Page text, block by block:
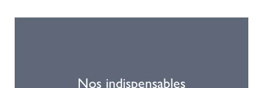
Nos indispensables